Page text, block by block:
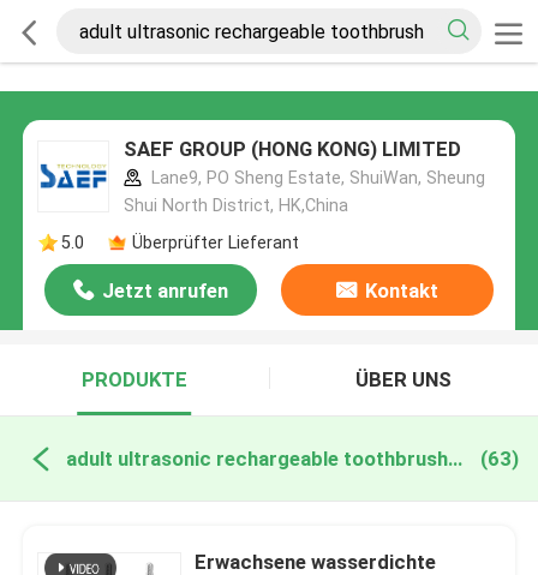
SAEF GROUP (HONG KONG) LIMITED
Lane9, PO Sheng Estate, ShuiWan, Sheung
Shui North District, HK,China
5.0
Überprüfter Lieferant
Jetzt anrufen Kontakt
PRODUKTE ÜBER UNS
adult ultrasonic rechargeable toothbrush online manufacture (63)
Erwachsene wasserdichte